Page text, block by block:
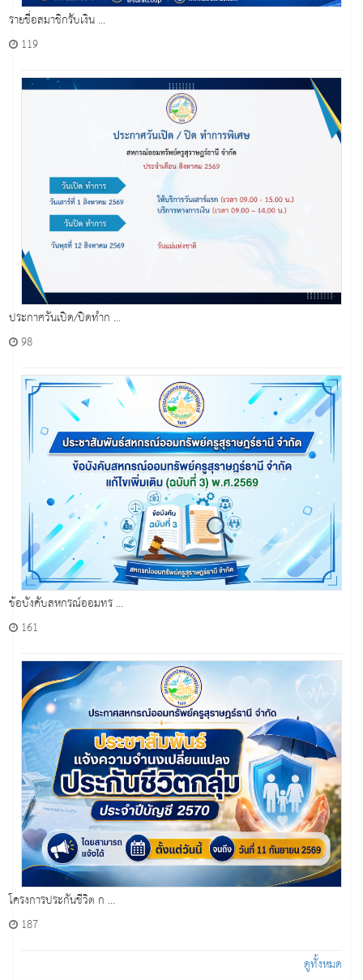
รายชื่อสมาชิกรับเงิน ...
119
ประกาศวันเปิด/ปิดทำก ...
98
ข้อบังคับสหกรณ์ออมทร ...
161
โครงการประกันชีวิต ก ...
187
ดูทั้งหมด